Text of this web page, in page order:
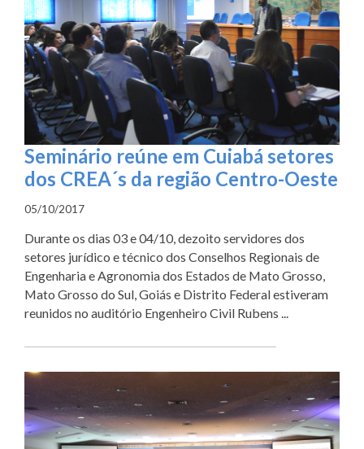
Seminário reúne em Cuiabá setores
dos CREA´s da região Centro-Oeste
05/10/2017
Durante os dias 03 e 04/10, dezoito servidores dos
setores jurídico e técnico dos Conselhos Regionais de
Engenharia e Agronomia dos Estados de Mato Grosso,
Mato Grosso do Sul, Goiás e Distrito Federal estiveram
reunidos no auditório Engenheiro Civil Rubens ...